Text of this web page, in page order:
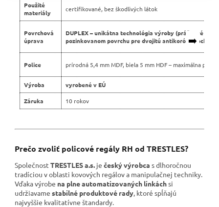
➡️
Použité
materiály
certifikované, bez škodlivých látok
Povrchová
úprava
DUPLEX – unikátna technológia výroby (práškové
pozinkovanom povrchu pre dvojitú antikoróznu
Police prírodná 5,4 mm MDF, biela 5 mm HDF – maximálna
Výroba vyrobené v EÚ
Záruka 10 rokov
Prečo zvoliť policové regály RH od TRESTLES?
Společnost TRESTLES a.s. je český výrobca s dlhoročnou
tradíciou v oblasti kovových regálov a manipulačnej techniky.
Vďaka výrobe na plne automatizovaných linkáchsi
udržiavame stabilné produktové rady , ktoré spĺňajú
najvyššie kvalitatívne štandardy.